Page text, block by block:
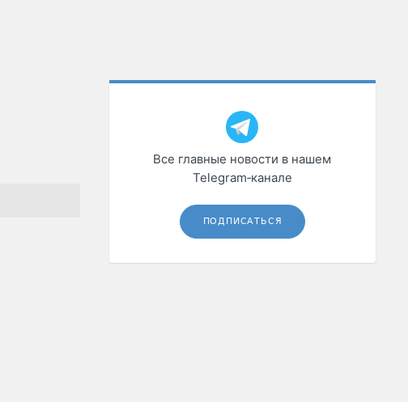
Все главные новости в нашем
Telegram‑канале
ПОДПИСАТЬСЯ